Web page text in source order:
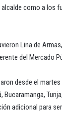
como a los
Lina de
del Mercado
desde el
Bucaramanga,
adicional para